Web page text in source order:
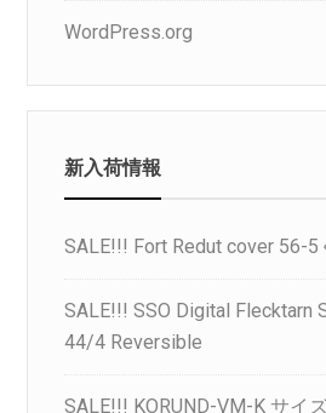
WordPress.org
新入荷情報
SALE!!! Fort Redut cover 56-5
SALE!!! SSO Digital Flecktarn
44/4 Reversible
SALE!!! KORUND-VM-K サイ